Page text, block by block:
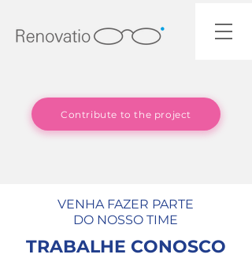
Contribute to the project
VENHA FAZER PARTE
DO NOSSO TIME
TRABALHE CONOSCO